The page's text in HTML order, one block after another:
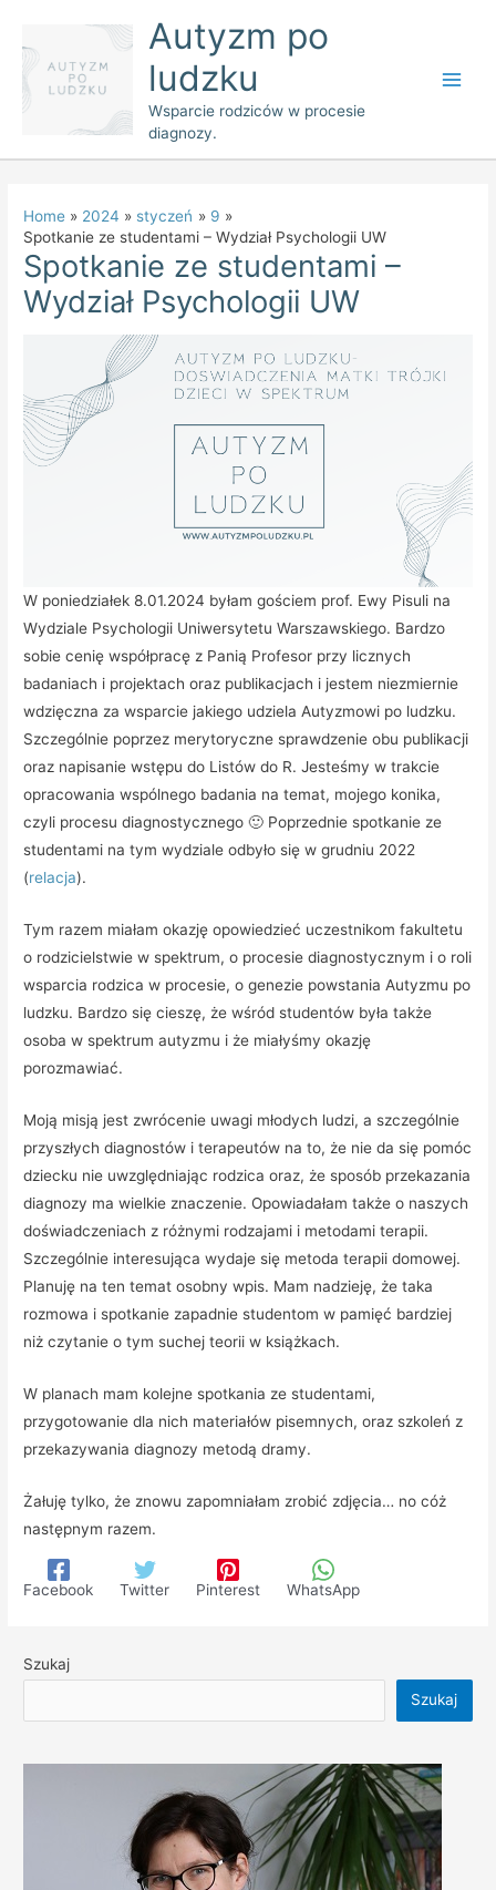
content
Autyzm po
ludzku
Wsparcie rodziców w procesie
diagnozy.
Home 2024 styczeń
9
Spotkanie ze studentami – Wydział Psychologii UW
Spotkanie ze studentami –
Wydział Psychologii UW
W poniedziałek 8.01.2024 byłam gościem prof. Ewy Pisuli na
Wydziale Psychologii Uniwersytetu Warszawskiego. Bardzo
sobie cenię współpracę z Panią Profesor przy licznych
badaniach i projektach oraz publikacjach i jestem niezmiernie
wdzięczna za wsparcie jakiego udziela Autyzmowi po ludzku.
Szczególnie poprzez merytoryczne sprawdzenie obu publikacji
oraz napisanie wstępu do Listów do R. Jesteśmy w trakcie
opracowania wspólnego badania na temat, mojego konika,
czyli procesu diagnostycznego 🙂 Poprzednie spotkanie ze
studentami na tym wydziale odbyło się w grudniu 2022
(relacja).
Tym razem miałam okazję opowiedzieć uczestnikom fakultetu
o rodzicielstwie w spektrum, o procesie diagnostycznym i o roli
wsparcia rodzica w procesie, o genezie powstania Autyzmu po
ludzku. Bardzo się cieszę, że wśród studentów była także
osoba w spektrum autyzmu i że miałyśmy okazję
porozmawiać.
Moją misją jest zwrócenie uwagi młodych ludzi, a szczególnie
przyszłych diagnostów i terapeutów na to, że nie da się pomóc
dziecku nie uwzględniając rodzica oraz, że sposób przekazania
diagnozy ma wielkie znaczenie. Opowiadałam także o naszych
doświadczeniach z różnymi rodzajami i metodami terapii.
Szczególnie interesująca wydaje się metoda terapii domowej.
Planuję na ten temat osobny wpis. Mam nadzieję, że taka
rozmowa i spotkanie zapadnie studentom w pamięć bardziej
niż czytanie o tym suchej teorii w książkach.
W planach mam kolejne spotkania ze studentami,
przygotowanie dla nich materiałów pisemnych, oraz szkoleń z
przekazywania diagnozy metodą dramy.
Żałuję tylko, że znowu zapomniałam zrobić zdjęcia… no cóż
następnym razem.
Facebook Twitter Pinterest WhatsApp
Szukaj
Szukaj